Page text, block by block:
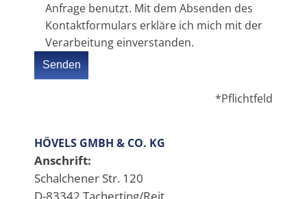
Anfrage benutzt. Mit dem Absenden des
Kontaktformulars erkläre ich mich mit der
Verarbeitung einverstanden.
*Pflichtfeld
HÖVELS GMBH & CO. KG
Anschrift:
Schalchener Str. 120
D-83342 Tacherting/Reit